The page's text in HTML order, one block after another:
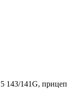
143/141G, прицеп